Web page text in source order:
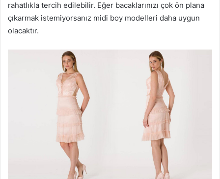
rahatlıkla tercih edilebilir. Eğer bacaklarınızı çok ön plana
çıkarmak istemiyorsanız midi boy modelleri daha uygun
olacaktır.